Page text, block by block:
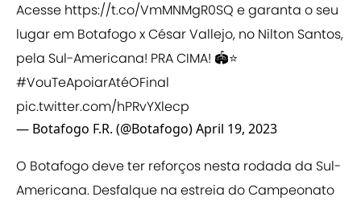
Acesse https://t.co/VmMNMgR0SQ e garanta o seu
lugar em Botafogo x César Vallejo, no Nilton Santos,
pela Sul-Americana! PRA CIMA! 🏟⭐️
#VouTeApoiarAtéOFinal
pic.twitter.com/hPRvYXlecp
— Botafogo F.R. (@Botafogo)April 19, 2023
O Botafogo deve ter reforços nesta rodada da Sul-
Americana. Desfalque na estreia do Campeonato